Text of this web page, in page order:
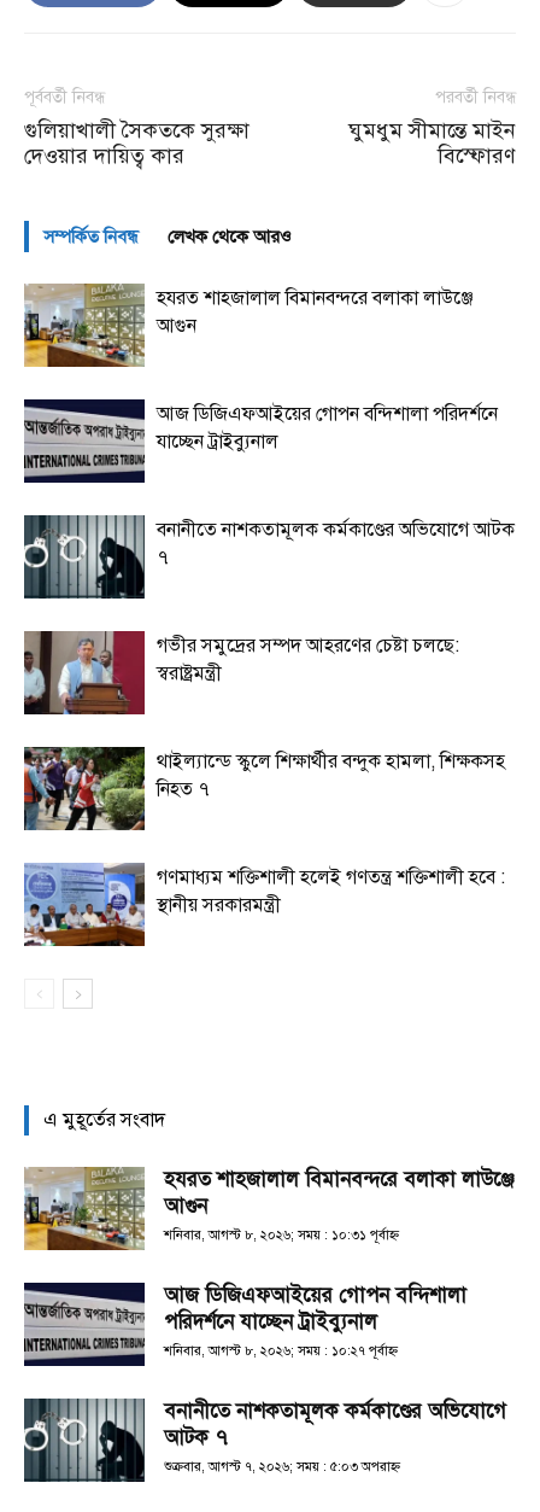
পূর্ববর্তী নিবন্ধ
গুলিয়াখালী সৈকতকে সুরক্ষা
দেওয়ার দায়িত্ব কার
পরবর্তী নিবন্ধ
ঘুমধুম সীমান্তে মাইন
বিস্ফোরণ
সম্পর্কিত নিবন্ধ লেখক থেকে আরও
হযরত শাহজালাল বিমানবন্দরে বলাকা লাউঞ্জে
আগুন
আজ ডিজিএফআইয়ের গোপন বন্দিশালা পরিদর্শনে
যাচ্ছেন ট্রাইব্যুনাল
বনানীতে নাশকতামূলক কর্মকাণ্ডের অভিযোগে আটক
৭
গভীর সমুদ্রের সম্পদ আহরণের চেষ্টা চলছে:
স্বরাষ্ট্রমন্ত্রী
থাইল্যান্ডে স্কুলে শিক্ষার্থীর বন্দুক হামলা, শিক্ষকসহ
নিহত ৭
গণমাধ্যম শক্তিশালী হলেই গণতন্ত্র শক্তিশালী হবে :
স্থানীয় সরকারমন্ত্রী
এ মুহূর্তের সংবাদ
হযরত শাহজালাল বিমানবন্দরে বলাকা লাউঞ্জে
আগুন
শনিবার, আগস্ট ৮, ২০২৬; সময় : ১০:৩১ পূর্বাহ্ণ
আজ ডিজিএফআইয়ের গোপন বন্দিশালা
পরিদর্শনে যাচ্ছেন ট্রাইব্যুনাল
শনিবার, আগস্ট ৮, ২০২৬; সময় : ১০:২৭ পূর্বাহ্ণ
বনানীতে নাশকতামূলক কর্মকাণ্ডের অভিযোগে
আটক ৭
শুক্রবার, আগস্ট ৭, ২০২৬; সময় : ৫:০৩ অপরাহ্ণ